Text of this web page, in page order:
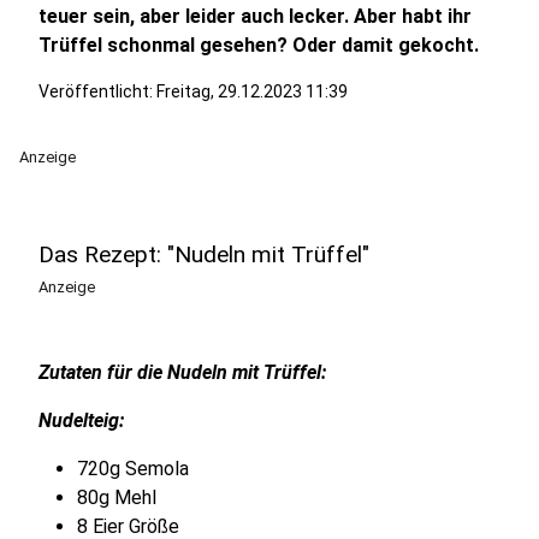
teuer sein, aber leider auch lecker. Aber habt ihr
Trüffel schonmal gesehen? Oder damit gekocht.
Veröffentlicht: Freitag, 29.12.2023 11:39
Anzeige
Das Rezept: "Nudeln mit Trüffel"
Anzeige
Zutaten für die Nudeln mit Trüffel:
Nudelteig:
720g Semola
80g Mehl
8 Eier Größe